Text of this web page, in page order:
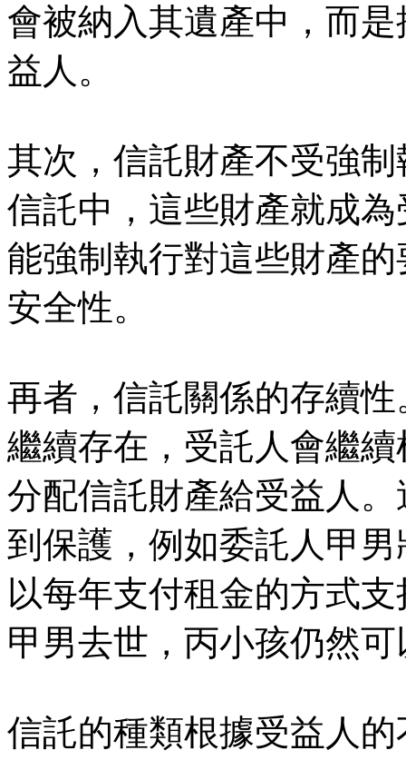
會被納入其遺產中，而
益人。
其次，信託財產不受強
信託中，這些財產就成
能強制執行對這些財產
安全性。
再者，信託關係的存續
繼續存在，受託人會繼
分配信託財產給受益人
到保護，例如委託人甲
以每年支付租金的方式
甲男去世，丙小孩仍然
信託的種類根據受益人